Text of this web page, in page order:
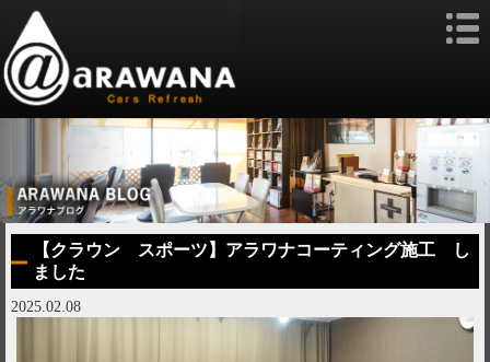
【クラウン スポーツ】アラワナコーティング施工 し
ました
2025.02.08